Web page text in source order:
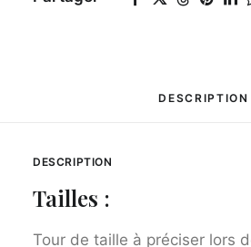
DESCRIPTION
DESCRIPTION
Tailles :
Tour de taille à préciser lors